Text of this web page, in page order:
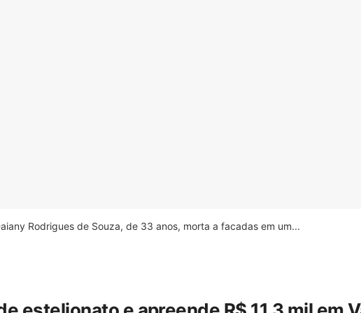
Rodrigues de Souza, de 33 anos, morta a facadas em um...